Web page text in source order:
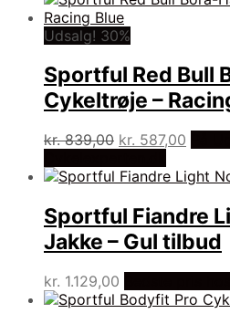
var:
kr. 759,00.
Udsalg! 30%
Sportful Red Bull
Cykeltrøje –
kr.839,00 Den
pris
kr. 839,00.
kr. 587,00
pris
kr.
Sportful Fiandre
Jakke – Gul tilbud
kr. 1.129,00